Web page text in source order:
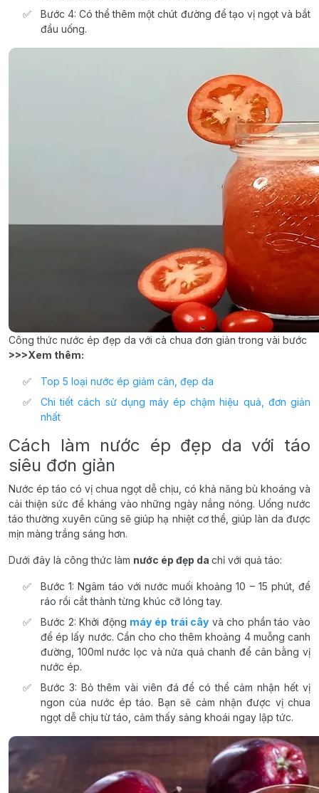
Bước 4: Có thể thêm một chút đường để tạo vị ngọt và bắt
đầu uống.
Công thức nước ép đẹp da với cà chua đơn giản trong vài bước
>>>Xem thêm:
Top 5 loại nước ép giảm cân, đẹp da
Chi tiết cách sử dụng máy ép chậm hiệu quả, đơn giản
nhất
Cách làm nước ép đẹp da với táo
siêu đơn giản
Nước ép táo có vị chua ngọt dễ chịu, có khả năng bù khoáng và
cải thiện sức đề kháng vào những ngày nắng nóng. Uống nước
táo thường xuyên cũng sẽ giúp hạ nhiệt cơ thể, giúp làn da được
mịn màng trắng sáng hơn.
Dưới đây là công thức làm nước ép đẹp da chỉ với quả táo:
Bước 1: Ngâm táo với nước muối khoảng 10 – 15 phút, để
ráo rồi cắt thành từng khúc cỡ lóng tay.
Bước 2: Khởi động máy ép trái cây và cho phần táo vào
để ép lấy nước. Cần cho cho thêm khoảng 4 muỗng canh
đường, 100ml nước lọc và nửa quả chanh để cân bằng vị
nước ép.
Bước 3: Bỏ thêm vài viên đá để có thể cảm nhận hết vị
ngon của nước ép táo. Bạn sẽ cảm nhận được vị chua
ngọt dễ chịu từ táo, cảm thấy sảng khoái ngay lập tức.